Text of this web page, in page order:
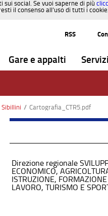
social. Se vuoi saperne di più
il consenso all’uso di tutti i cookie.
RSS
Gare e appalti
/ Cartografia_CTR5.pdf
Direzione regionale
ECONOMICO,
ISTRUZIONE,
LAVORO, TURISMO E